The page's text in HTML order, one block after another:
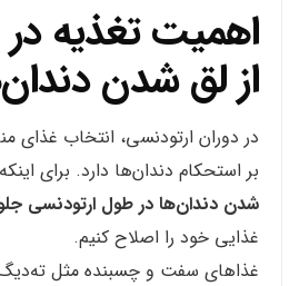
اهمیت تغذیه
از لق شدن
در دوران ارتودنسی، انتخاب غذای
بر استحکام دندان‌ها دارد. برای
شدن دندان‌ها در طول ارتودنسی
غذایی خود را اصلاح کنیم.
غذاهای سفت و چسبنده مثل